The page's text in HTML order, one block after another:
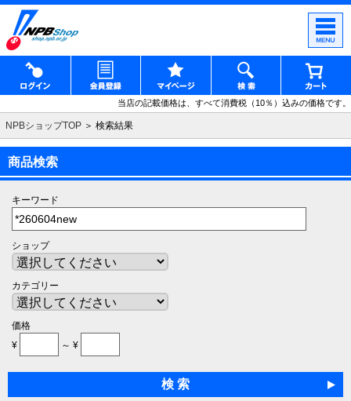
当店の記載価格は、すべて消費税（10％）込みの価格です。
NPBショップTOP ＞ 検索結果
商品検索
キーワード
ショップ
カテゴリー
価格
¥
～ ¥